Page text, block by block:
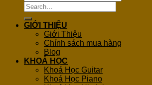
Search
for:
GIỚI THIỆU
Giới Thiệu
Chính sách mua hàng
Blog
KHOÁ HỌC
Khoá Học Guitar
Khoá Học Piano